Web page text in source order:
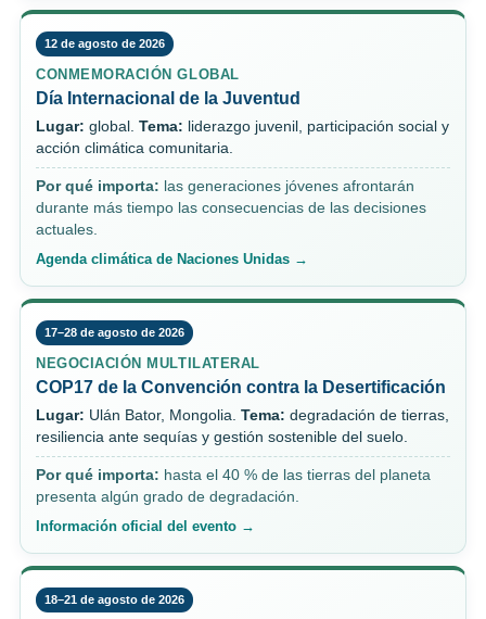
12 de agosto de 2026
CONMEMORACIÓN GLOBAL
Día Internacional de la Juventud
Lugar: global. Tema: liderazgo juvenil, participación social y
acción climática comunitaria.
Por qué importa: las generaciones jóvenes afrontarán
durante más tiempo las consecuencias de las decisiones
actuales.
Agenda climática de Naciones Unidas →
17–28 de agosto de 2026
NEGOCIACIÓN MULTILATERAL
COP17 de la Convención contra la Desertificación
Lugar: Ulán Bator, Mongolia. Tema: degradación de tierras,
resiliencia ante sequías y gestión sostenible del suelo.
Por qué importa: hasta el 40 % de las tierras del planeta
presenta algún grado de degradación.
Información oficial del evento →
18–21 de agosto de 2026